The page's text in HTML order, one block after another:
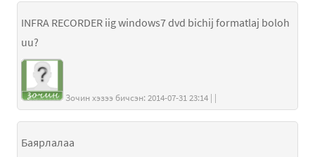
INFRA RECORDER iig windows7 dvd bichij formatlaj boloh
uu?
Зочин хэзээ бичсэн: 2014-07-31 23:14 | |
Баярлалаа